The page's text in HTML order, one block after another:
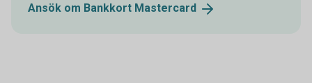
Ansök om Bankkort Mastercard